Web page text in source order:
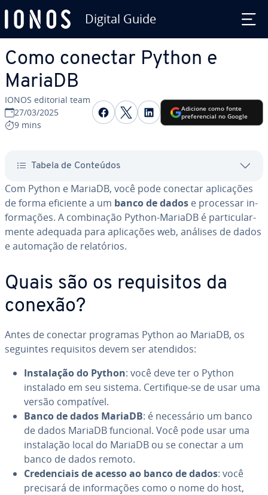
Digital Guide
Como conectar Python e
MariaDB
IONOS editorial team
27/03/2025
9 mins
Com­par­ti­lhar no Facebook
Com­par­ti­lhar no
Com­par­ti­lhar no
Adicione como fonte
pre­fe­ren­cial no Google
Tabela de Conteúdos
Com Python e MariaDB, você pode conectar apli­ca­ções
de forma eficiente a um banco de dados e processar in­
for­ma­ções. A com­bi­na­ção Python-MariaDB é par­ti­cu­lar­
mente adequada para apli­ca­ções web, análises de dados
e automação de re­la­tó­rios.
Quais são os re­qui­si­tos da
conexão?
Antes de conectar programas Python ao MariaDB, os
seguintes re­qui­si­tos devem ser atendidos:
Ins­ta­la­ção do Python: você deve ter o Python
instalado em seu sistema. Cer­ti­fi­que-se de usar uma
versão com­pa­tí­vel.
Banco de dados MariaDB: é ne­ces­sá­rio um banco
de dados MariaDB funcional. Você pode usar uma
ins­ta­la­ção local do MariaDB ou se conectar a um
banco de dados remoto.
Cre­den­ci­ais de acesso ao banco de dados: você
precisará de in­for­ma­ções como o nome do host,